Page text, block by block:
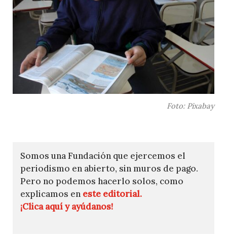
Foto: Pixabay
Somos una Fundación que ejercemos el
periodismo en abierto, sin muros de pago.
Pero no podemos hacerlo solos, como
explicamos en este editorial.
¡Clica aquí y ayúdanos!